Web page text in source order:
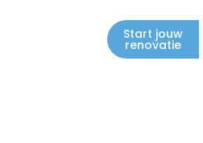
Start jouw
renovatie